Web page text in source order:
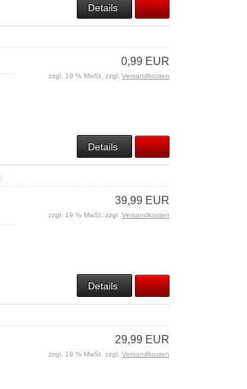
Details
0,99 EUR
zzgl. 19 % MwSt. zzgl. Versandkosten
Details
39,99 EUR
zzgl. 19 % MwSt. zzgl. Versandkosten
Details
29,99 EUR
zzgl. 19 % MwSt. zzgl. Versandkosten